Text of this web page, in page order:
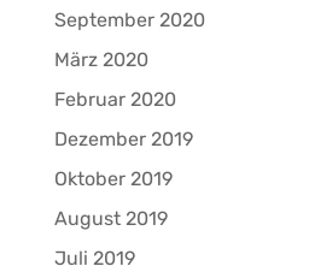
September 2020
März 2020
Februar 2020
Dezember 2019
Oktober 2019
August 2019
Juli 2019